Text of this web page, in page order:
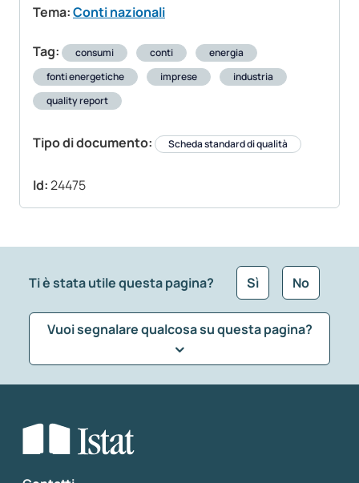
Tema:Conti nazionali
Tag: consumi conti
energia
fonti energetiche
imprese
industria
quality report
Tipo di documento: Scheda standard di qualità
Id:24475
Ti è stata utile questa pagina? Sì No
Vuoi segnalare qualcosa su questa pagina?
Seleziona la tipologia della segnalazione
Inserisci il tuo commento